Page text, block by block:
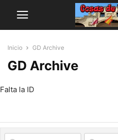
Inicio GD Archive
GD Archive
Falta la ID